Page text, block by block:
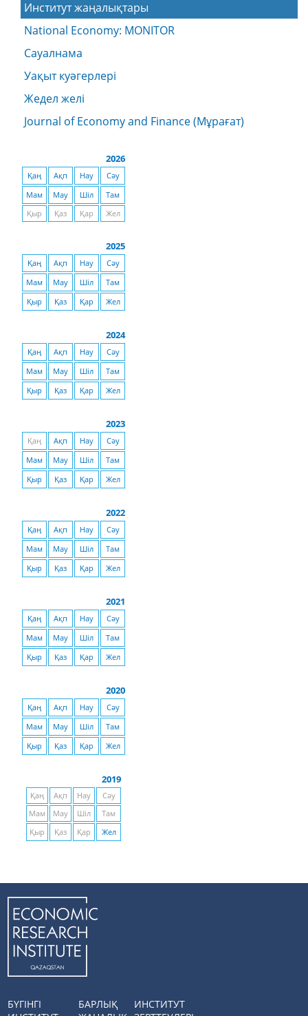
Институт жаңалықтары
National Economy: MONITOR
Сауалнама
Уақыт куәгерлері
Жедел желі
Journal of Economy and Finance (Мұрағат)
2026
Қаң Ақп Нау
Сәу
Мам
Мау Шіл
Там
Қыр
Қаз Қар Жел
2025
Қаң Ақп Нау
Сәу
Мам
Мау Шіл
Там
Қыр
Қаз Қар Жел
2024
Қаң Ақп Нау
Сәу
Мам
Мау Шіл
Там
Қыр
Қаз Қар Жел
2023
Қаң Ақп Нау
Сәу
Мам
Мау Шіл
Там
Қыр
Қаз Қар Жел
2022
Қаң Ақп Нау
Сәу
Мам
Мау Шіл
Там
Қыр
Қаз Қар Жел
2021
Қаң Ақп Нау
Сәу
Мам
Мау Шіл
Там
Қыр
Қаз Қар Жел
2020
Қаң Ақп Нау
Сәу
Мам
Мау Шіл
Там
Қыр
Қаз Қар Жел
2019
Қаң Ақп Нау
Сәу
Мам
Мау Шіл
Там
Қыр
Қаз Қар Жел
БҮГІНГІ
БАРЛЫҚ
ИНСТИТУТ